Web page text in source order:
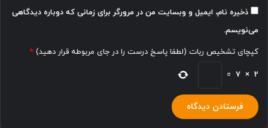
ذخیره نام، ایمیل و وبسایت من در مرورگر برای زمانی که دوباره دیدگاهی
می‌نویسم.
کپچای تشخیص ربات (لطفا پاسخ درست را در جای مربوطه قرار دهید) *
2
×
7
=